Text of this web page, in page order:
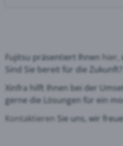
Fujitsu präsentiert Ihnen hier,
Sind Sie bereit für die Zukunft?
Xinfra hilft Ihnen bei der
gerne die Lösungen für ein
Kontaktieren Sie uns, wir